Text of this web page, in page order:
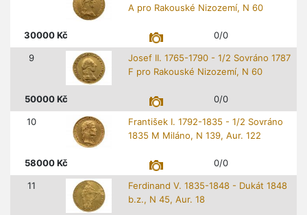
A pro Rakouské Nizozemí, N 60
30000 Kč 0/0
9
Josef II. 1765-1790 - 1/2 Sovráno 1787
F pro Rakouské Nizozemí, N 60
50000 Kč 0/0
10
František I. 1792-1835 - 1/2 Sovráno
1835 M Miláno, N 139, Aur. 122
58000 Kč 0/0
11
Ferdinand V. 1835-1848 - Dukát 1848
b.z., N 45, Aur. 18